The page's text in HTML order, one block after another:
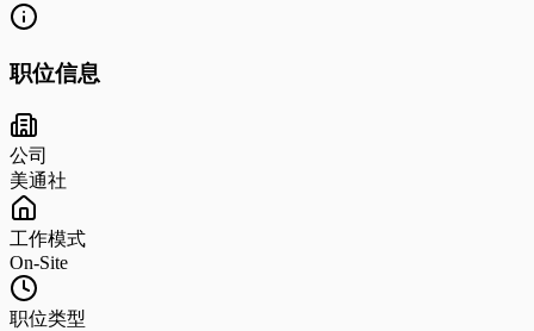
职位信息
公司
美通社
工作模式
On-Site
职位类型